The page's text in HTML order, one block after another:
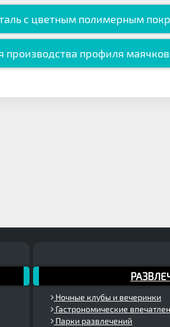
с цветным полимерным
производства профиля
Ночные клубы и вечеринки
Гастрономические
Парки развлечений